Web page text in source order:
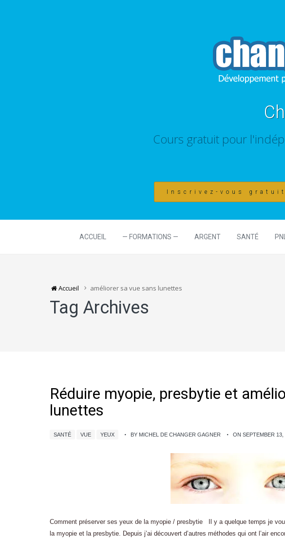
Cours gratuit pour
Inscrivez-vous
ACCUEIL — FORMATIONS — ARGENT SANTÉ PNL
Accueil améliorer sa vue sans lunettes
Tag Archives
Réduire myopie, presbytie et
lunettes
SANTÉ VUE YEUX BY MICHEL DE CHANGER GAGNER ON SEPTEMBER 13,
Comment préserver ses yeux de la myopie / presbytie Il y a quelque temps je
la myopie et la presbytie. Depuis j’ai découvert d’autres méthodes qui ont l’air